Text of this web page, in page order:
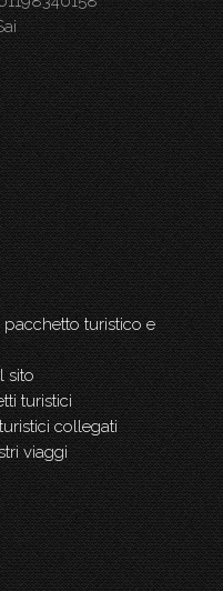
turistico e
sito
turistici
collegati
viaggi